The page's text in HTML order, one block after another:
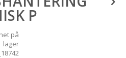
P
på
lager